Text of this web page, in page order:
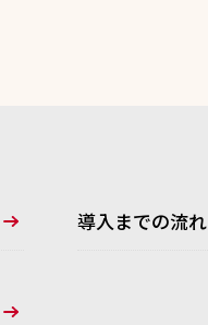
導入までの流れ